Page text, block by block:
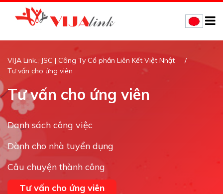
VIJA Link., JSC | Công Ty Cổ phần Liên Kết Việt Nhật
Tư vấn cho ứng viên
Tư vấn cho ứng viên
Danh sách công việc
Dành cho nhà tuyển dụng
Câu chuyện thành công
Tư vấn cho ứng viên